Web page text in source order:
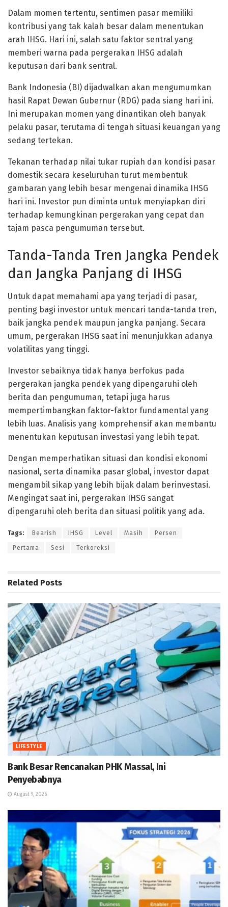
Dalam momen tertentu, sentimen pasar memiliki
kontribusi yang tak kalah besar dalam menentukan
arah IHSG. Hari ini, salah satu faktor sentral yang
memberi warna pada pergerakan IHSG adalah
keputusan dari bank sentral.
Bank Indonesia (BI) dijadwalkan akan mengumumkan
hasil Rapat Dewan Gubernur (RDG) pada siang hari ini.
Ini merupakan momen yang dinantikan oleh banyak
pelaku pasar, terutama di tengah situasi keuangan yang
sedang tertekan.
Tekanan terhadap nilai tukar rupiah dan kondisi pasar
domestik secara keseluruhan turut membentuk
gambaran yang lebih besar mengenai dinamika IHSG
hari ini. Investor pun diminta untuk menyiapkan diri
terhadap kemungkinan pergerakan yang cepat dan
tajam pasca pengumuman tersebut.
Tanda-Tanda Tren Jangka Pendek
dan Jangka Panjang di IHSG
Untuk dapat memahami apa yang terjadi di pasar,
penting bagi investor untuk mencari tanda-tanda tren,
baik jangka pendek maupun jangka panjang. Secara
umum, pergerakan IHSG saat ini menunjukkan adanya
volatilitas yang tinggi.
Investor sebaiknya tidak hanya berfokus pada
pergerakan jangka pendek yang dipengaruhi oleh
berita dan pengumuman, tetapi juga harus
mempertimbangkan faktor-faktor fundamental yang
lebih luas. Analisis yang komprehensif akan membantu
menentukan keputusan investasi yang lebih tepat.
Dengan memperhatikan situasi dan kondisi ekonomi
nasional, serta dinamika pasar global, investor dapat
mengambil sikap yang lebih bijak dalam berinvestasi.
Mengingat saat ini, pergerakan IHSG sangat
dipengaruhi oleh berita dan situasi politik yang ada.
Tags: Bearish IHSG Level Masih Persen
Pertama Sesi Terkoreksi
Related Posts
LIFESTYLE
Bank Besar Rencanakan PHK Massal, Ini
Penyebabnya
August 9, 2026